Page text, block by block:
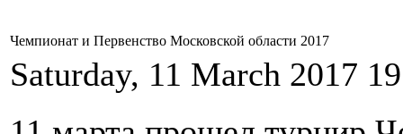
Чемпионат и Первенство Московской области 2017
Saturday, 11 March 2017